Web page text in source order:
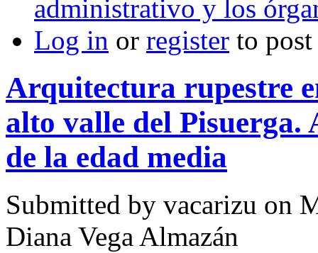
administrativo y los
Log in or register to
Arquitectura rupestre
alto valle del
de la edad media
Submitted by vacarizu on
Diana Vega Almazán